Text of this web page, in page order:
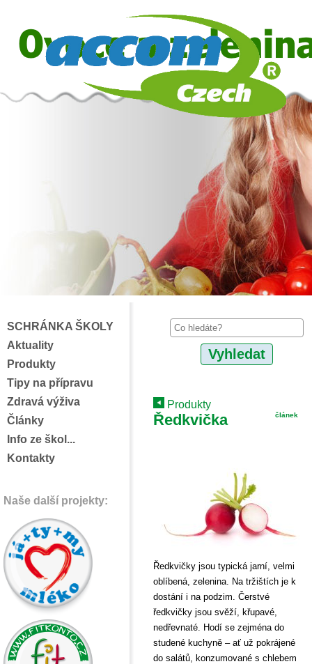
SCHRÁNKA ŠKOLY
Aktuality
Produkty
Tipy na přípravu
Zdravá výživa
Články
Info ze škol...
Kontakty
Naše další projekty:
Produkty
Ředkvička článek
Ředkvičky jsou typická jarní, velmi
oblíbená, zelenina. Na tržištích je k
dostání i na podzim. Čerstvé
ředkvičky jsou svěží, křupavé,
nedřevnaté. Hodí se zejména do
studené kuchyně – ať už pokrájené
do salátů, konzumované s chlebem